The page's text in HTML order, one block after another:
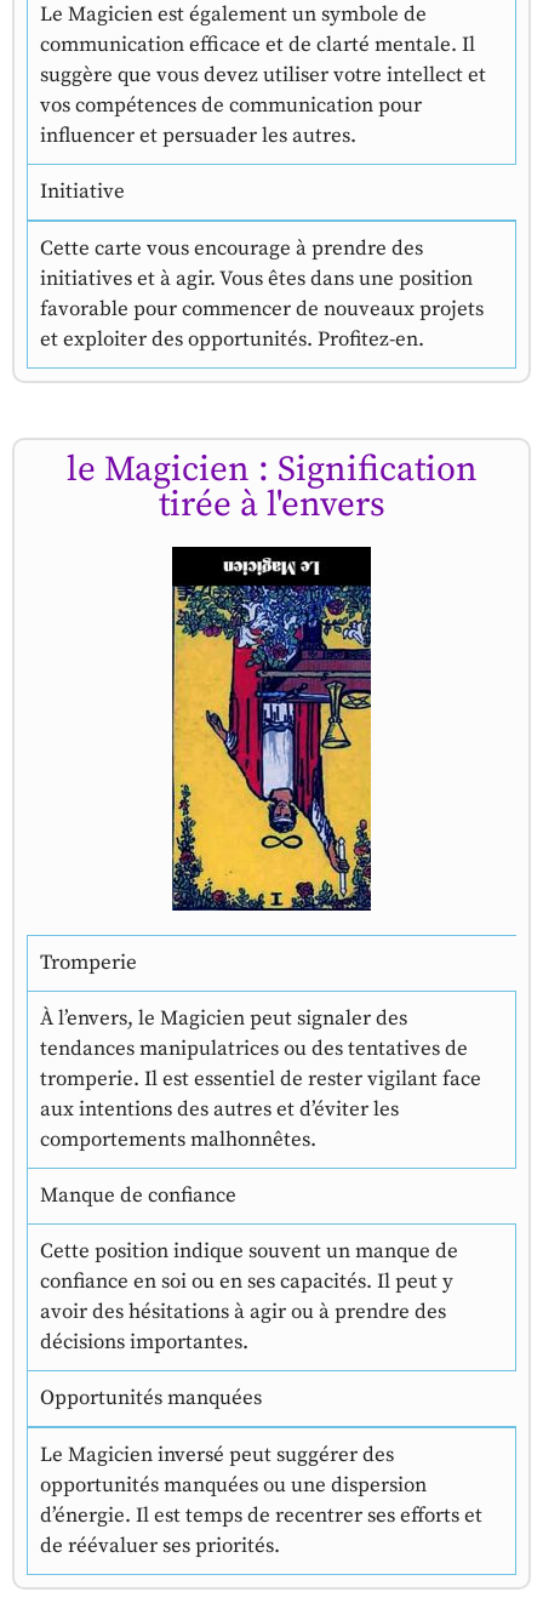
Le Magicien est également un symbole de
communication efficace et de clarté mentale. Il
suggère que vous devez utiliser votre intellect et
vos compétences de communication pour
influencer et persuader les autres.
Initiative
Cette carte vous encourage à prendre des
initiatives et à agir. Vous êtes dans une position
favorable pour commencer de nouveaux projets
et exploiter des opportunités. Profitez-en.
le Magicien : Signification
tirée à l'envers
Tromperie
À l’envers, le Magicien peut signaler des
tendances manipulatrices ou des tentatives de
tromperie. Il est essentiel de rester vigilant face
aux intentions des autres et d’éviter les
comportements malhonnêtes.
Manque de confiance
Cette position indique souvent un manque de
confiance en soi ou en ses capacités. Il peut y
avoir des hésitations à agir ou à prendre des
décisions importantes.
Opportunités manquées
Le Magicien inversé peut suggérer des
opportunités manquées ou une dispersion
d’énergie. Il est temps de recentrer ses efforts et
de réévaluer ses priorités.